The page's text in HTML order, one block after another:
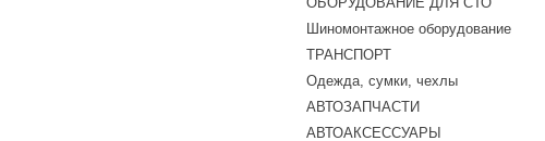
Шиномонтажное оборудование
ТРАНСПОРТ
Одежда, сумки, чехлы
АВТОЗАПЧАСТИ
АВТОАКСЕССУАРЫ